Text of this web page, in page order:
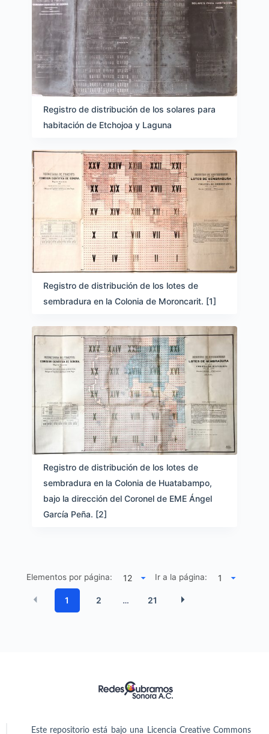
Registro de distribución de los solares para
habitación de Etchojoa y Laguna
Registro de distribución de los lotes de
sembradura en la Colonia de Moroncarit. [1]
Registro de distribución de los lotes de
sembradura en la Colonia de Huatabampo,
bajo la dirección del Coronel de EME Ángel
García Peña. [2]
Elementos por página: Ir a la página:
1 2 … 21
Este repositorio está bajo una Licencia Creative Commons